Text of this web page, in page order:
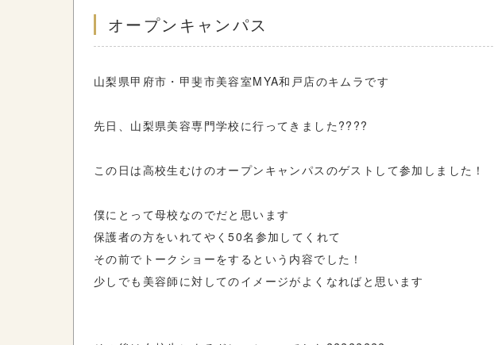
オープンキャンパス
山梨県甲府市・甲斐市美容室MYA和戸店のキムラ です
先日、山梨県美容専門学校に行ってきました????
この日は高校生むけのオープンキャンパスのゲストして参加しました！
僕にとって母校なのでだと思います
保護者の方をいれてやく50名参加してくれて
その前でトークショーをするという内容でした！
少しでも美容師に対してのイメージがよくなればと思います